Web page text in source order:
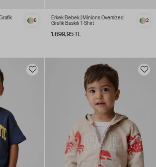
8
Erkek Bebek | Minions Oversized
Grafik Baskılı T-Shirt
1.699,95 TL
2